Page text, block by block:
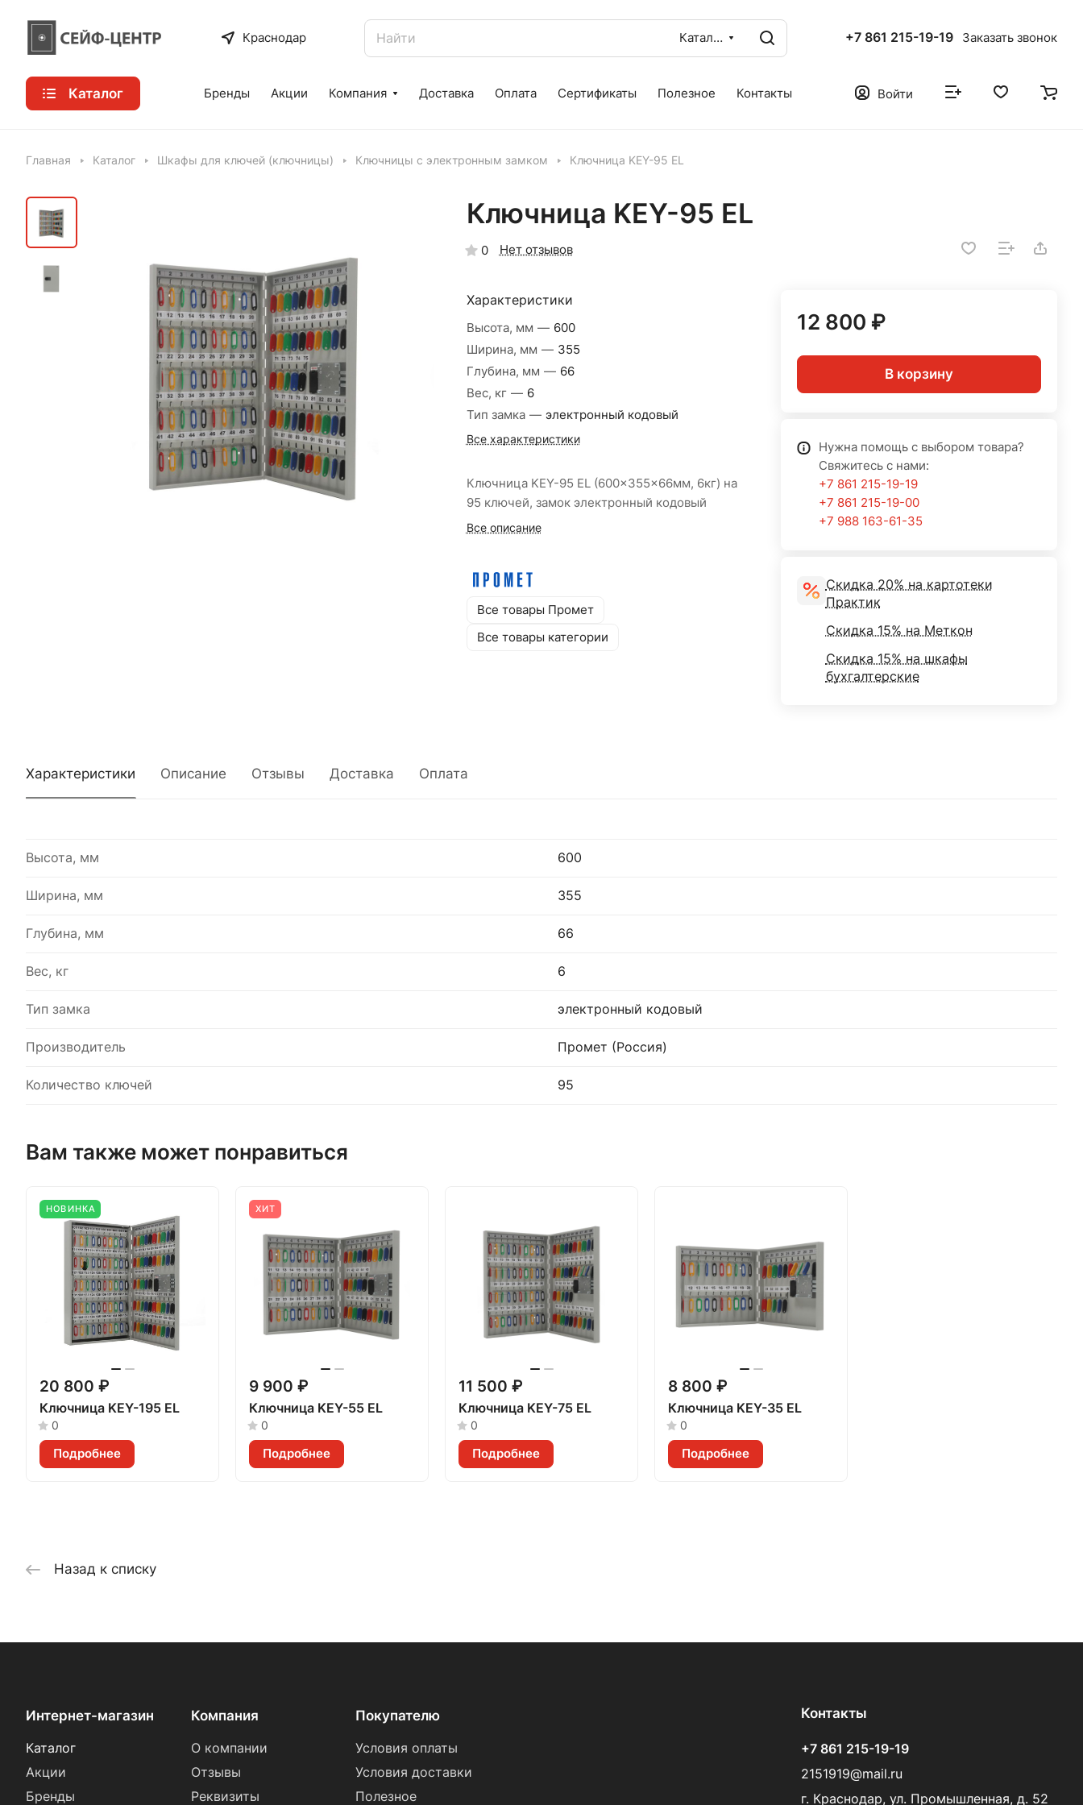
Краснодар Каталог +7 861 215-19-19 Заказать звонок
Каталог Бренды Акции Компания Доставка Оплата Сертификаты Полезное Контакты Войти
Главная Каталог Шкафы для ключей (ключницы) Ключницы с электронным замком Ключница KEY-95 EL
Ключница KEY-95 EL
0 Нет отзывов
Характеристики
Высота, мм — 600
Ширина, мм — 355
Глубина, мм — 66
Вес, кг — 6
Тип замка — электронный кодовый
Все характеристики
Ключница KEY-95 EL (600x355x66мм, 6кг) на
95 ключей, замок электронный кодовый
Все описание
Все товары Промет
Все товары категории
12 800 ₽
В корзину
Нужна помощь с выбором товара?
Свяжитесь с нами:
+7 861 215-19-19
+7 861 215-19-00
+7 988 163-61-35
Скидка 20% на картотеки
Практик
Скидка 15% на Меткон
Скидка 15% на шкафы
бухгалтерские
Характеристики Описание Отзывы Доставка Оплата
Высота, мм 600
Ширина, мм 355
Глубина, мм 66
Вес, кг 6
Тип замка электронный кодовый
Производитель Промет (Россия)
Количество ключей 95
Вам также может понравиться
НОВИНКА
20 800 ₽
Ключница KEY-195 EL
0
Подробнее
ХИТ
9 900 ₽
Ключница KEY-55 EL
0
Подробнее
11 500 ₽
Ключница KEY-75 EL
0
Подробнее
8 800 ₽
Ключница KEY-35 EL
0
Подробнее
Назад к списку
Интернет-магазин
Каталог
Акции
Бренды
Компания
О компании
Отзывы
Реквизиты
Покупателю
Условия оплаты
Условия доставки
Полезное
Контакты
+7 861 215-19-19
2151919@mail.ru
г. Краснодар, ул. Промышленная, д. 52